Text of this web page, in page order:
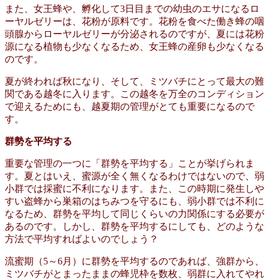
また、女王蜂や、孵化して3日目までの幼虫のエサになるロ
ーヤルゼリーは、花粉が原料です。花粉を食べた働き蜂の咽
頭腺からローヤルゼリーが分泌されるのですが、夏には花粉
源になる植物も少なくなるため、女王蜂の産卵も少なくなる
のです。
夏が終われば秋になり、そして、ミツバチにとって最大の難
関である越冬に入ります。この越冬を万全のコンディション
で迎えるためにも、越夏期の管理がとても重要になるので
す。
群勢を平均する
重要な管理の一つに「群勢を平均する」ことが挙げられま
す。夏とはいえ、蜜源が全く無くなるわけではないので、弱
小群では採蜜に不利になります。また、この時期に発生しや
すい盗蜂から巣箱のはちみつを守るにも、弱小群では不利に
なるため、群勢を平均して同じくらいの力関係にする必要が
あるのです。しかし、群勢を平均するにしても、どのような
方法で平均すればよいのでしょう？
流蜜期（5～6月）に群勢を平均するのであれば、強群から、
ミツバチがとまったままの蜂児枠を数枚、弱群に入れてやれ